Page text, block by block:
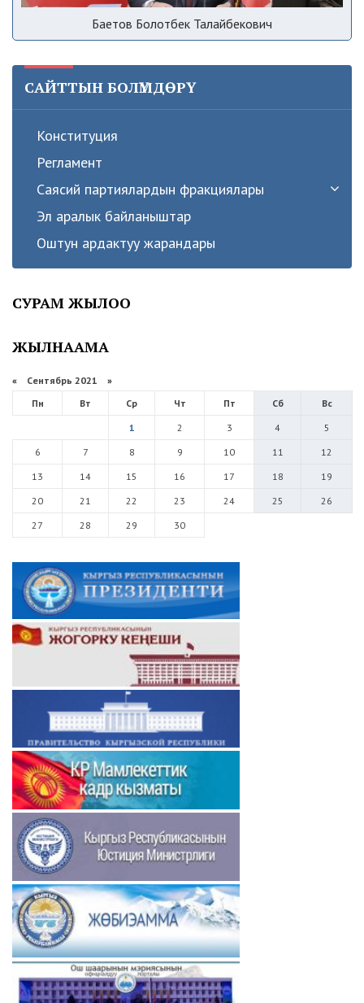
Баетов Болотбек Талайбекович
САЙТТЫН БОЛҮМДӨРҮ
Конституция
Регламент
Саясий партиялардын фракциялары
Эл аралык байланыштар
Оштун ардактуу жарандары
СУРАМ ЖЫЛОО
ЖЫЛНААМА
« Сентябрь 2021 »
Пн
Вт Ср Чт Пт Сб
Вс
1
2 3 4
5
6
7 8 9 10 11
12
13
14 15 16 17 18
19
20
21 22 23 24 25
26
27
28 29 30